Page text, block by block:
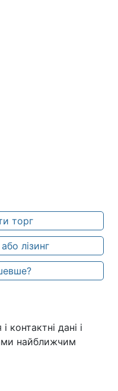
торг
лізинг
дані і
найближчим